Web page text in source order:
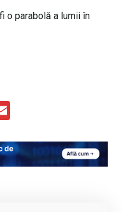
o parabolă a lumii în
ail